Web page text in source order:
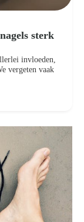
sterk
invloeden,
vergeten vaak